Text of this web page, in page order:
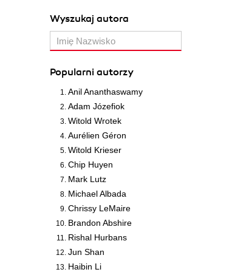
Wyszukaj autora
Popularni autorzy
Anil Ananthaswamy
Adam Józefiok
Witold Wrotek
Aurélien Géron
Witold Krieser
Chip Huyen
Mark Lutz
Michael Albada
Chrissy LeMaire
Brandon Abshire
Rishal Hurbans
Jun Shan
Haibin Li